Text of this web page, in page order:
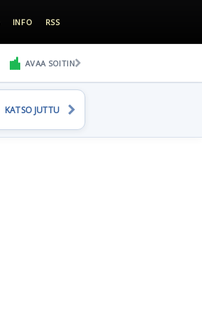
INFO RSS
AVAA SOITIN
KATSO JUTTU